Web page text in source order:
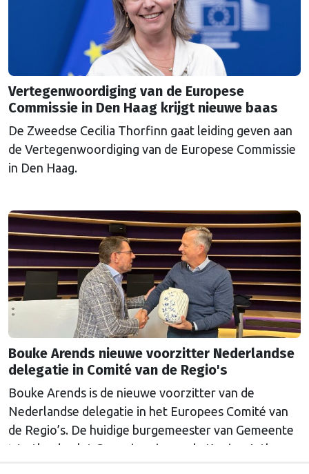
Vertegenwoordiging van de Europese
Commissie in Den Haag krijgt nieuwe baas
De Zweedse Cecilia Thorfinn gaat leiding geven aan
de Vertegenwoordiging van de Europese Commissie
in Den Haag.
Bouke Arends nieuwe voorzitter Nederlandse
delegatie in Comité van de Regio's
Bouke Arends is de nieuwe voorzitter van de
Nederlandse delegatie in het Europees Comité van
de Regio’s. De huidige burgemeester van Gemeente
Westland volgt Commissaris van de Koning Arthur